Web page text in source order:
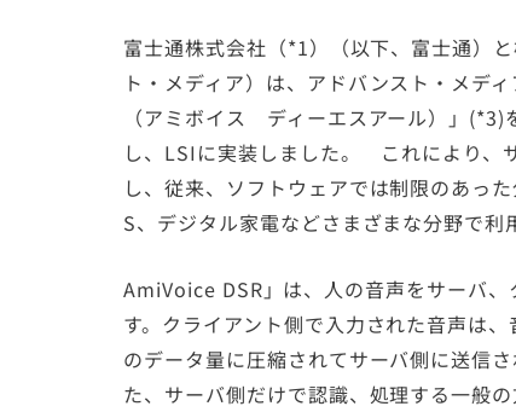
富士通株式会社（*1）（以下、富士通）
ト・メディア）は、アドバンスト・メデ
（アミボイス ディーエスアール）」
し、LSIに実装しました。 これにより、
し、従来、ソフトウェアでは制限のあっ
S、デジタル家電などさまざまな分野で利
AmiVoice DSR」は、人の音声をサーバ
す。クライアント側で入力された音声は
のデータ量に圧縮されてサーバ側に送信
た、サーバ側だけで認識、処理する一般